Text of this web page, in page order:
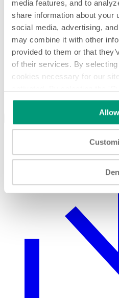
media features, and to
share information about your
social media, advertising,
may combine it with other
provided to them or that
of their services. By
cookies necessary for our
choose the individual
Read the complete